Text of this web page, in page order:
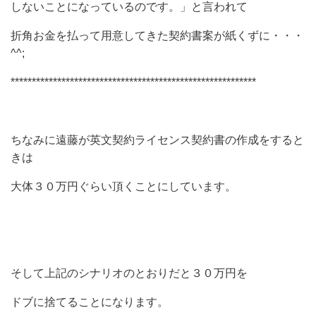
しないことになっているのです。」と言われて
折角お金を払って用意してきた契約書案が紙くずに・・・
^^;
**********************************************************
ちなみに遠藤が英文契約ライセンス契約書の作成をすると
きは
大体３０万円ぐらい頂くことにしています。
そして上記のシナリオのとおりだと３０万円を
ドブに捨てることになります。